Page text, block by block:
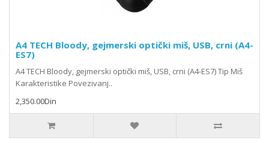
A4 TECH Bloody, gejmerski optički miš, USB, crni (A4-
ES7)
A4 TECH Bloody, gejmerski optički miš, USB, crni (A4-ES7) Tip Miš
Karakteristike Povezivanj..
2,350.00Din